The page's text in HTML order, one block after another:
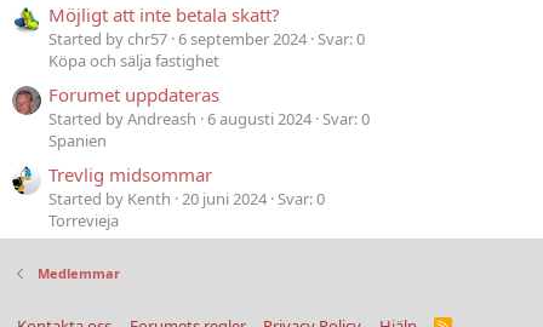
Möjligt att inte betala skatt?
Started by chr57 6 september 2024 Svar: 0
Köpa och sälja fastighet
Forumet uppdateras
Started by Andreash 6 augusti 2024 Svar: 0
Spanien
Trevlig midsommar
Started by Kenth 20 juni 2024 Svar: 0
Torrevieja
Medlemmar